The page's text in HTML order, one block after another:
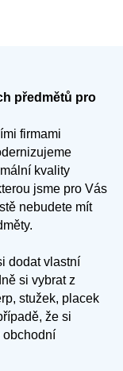
předmětů pro
firmami
kvality
jsme pro Vás
nebudete mít
dodat vlastní
si vybrat z
stužek, placek
že si
obchodní